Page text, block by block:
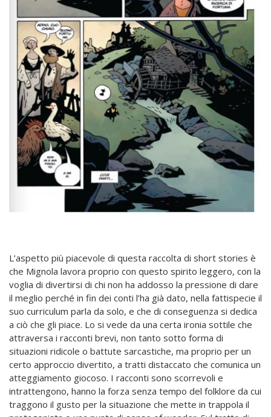
L’aspetto più piacevole di questa raccolta di short stories è
che Mignola lavora proprio con questo spirito leggero, con la
voglia di divertirsi di chi non ha addosso la pressione di dare
il meglio perché in fin dei conti l’ha già dato, nella fattispecie il
suo curriculum parla da solo, e che di conseguenza si dedica
a ciò che gli piace. Lo si vede da una certa ironia sottile che
attraversa i racconti brevi, non tanto sotto forma di
situazioni ridicole o battute sarcastiche, ma proprio per un
certo approccio divertito, a tratti distaccato che comunica un
atteggiamento giocoso. I racconti sono scorrevoli e
intrattengono, hanno la forza senza tempo del folklore da cui
traggono il gusto per la situazione che mette in trappola il